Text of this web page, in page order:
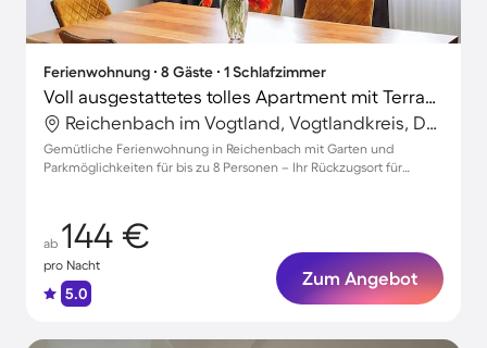
Ferienwohnung ∙ 8 Gäste ∙ 1 Schlafzimmer
Voll ausgestattetes tolles Apartment mit Terrasse, schnellem Internet und Grill | Stadtblick | Ideal für Homeoffice
Reichenbach im Vogtland, Vogtlandkreis, Deutschland
Gemütliche Ferienwohnung in Reichenbach mit Garten und
Parkmöglichkeiten für bis zu 8 Personen – Ihr Rückzugsort für
ab 144 €
pro Nacht
5.0
Zum Angebot